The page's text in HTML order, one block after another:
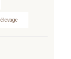
élevage